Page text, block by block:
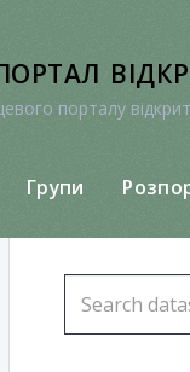
порталу
Групи